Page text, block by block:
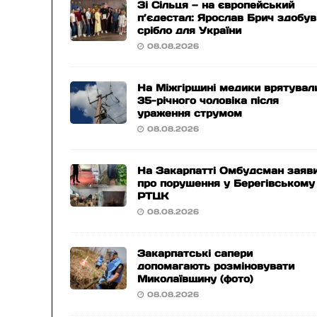
Зі Сільця — на європейський
п’єдестал: Ярослав Брич здобув
срібло для України
08.08.2026
На Міжгірщині медики
35-річного чоловіка після
ураження струмом
08.08.2026
На Закарпатті Омбудсман
про порушення у Берегівському
РТЦК
08.08.2026
Закарпатські сапери
допомагають розміновувати
Миколаївщину (фото)
08.08.2026